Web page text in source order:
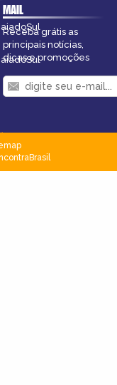
MAIL
Receba grátis as
principais notícias,
dicas e promoções